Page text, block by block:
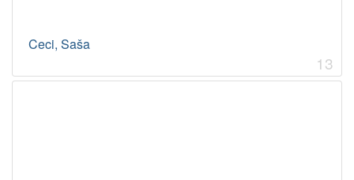
Ceci, Saša
13